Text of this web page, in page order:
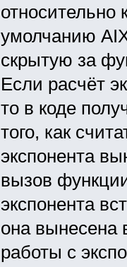
относительно
умолчанию
скрытую за
Если расчёт
то в коде
того, как
экспонента
вызов
экспонента
она вынесена
работы с